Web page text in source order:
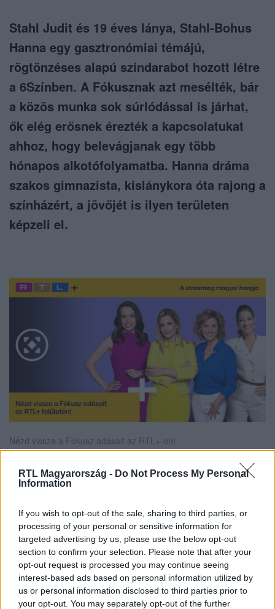
RTL Magyarország - Do Not Process My Personal
Information
If you wish to opt-out of the sale, sharing to third parties, or
processing of your personal or sensitive information for
targeted advertising by us, please use the below opt-out
section to confirm your selection. Please note that after your
opt-out request is processed you may continue seeing
interest-based ads based on personal information utilized by
us or personal information disclosed to third parties prior to
your opt-out. You may separately opt-out of the further
Stahl Judit és 19 éves lánya, Stahl-Bohus
Hanna egy gasztronómiai témájú,
rögtönzéses alapú színdarabot hozott létre
a 6Színben. A Fókusznak azt mesélték, bár
a közös munka sok súrlódással is járhat,
ők elég erősnek érezték a kapcsolatukat
ahhoz, hogy belevágjanak egy több
hónapos alkotófolyamatba. Hanna dráma
szakos gimnazista, kislánykora óta rajong a
színházért, a jövőjét is ilyen területen
képzeli el.
Nézd vissza a Fókusz adásait az RTL+-on!